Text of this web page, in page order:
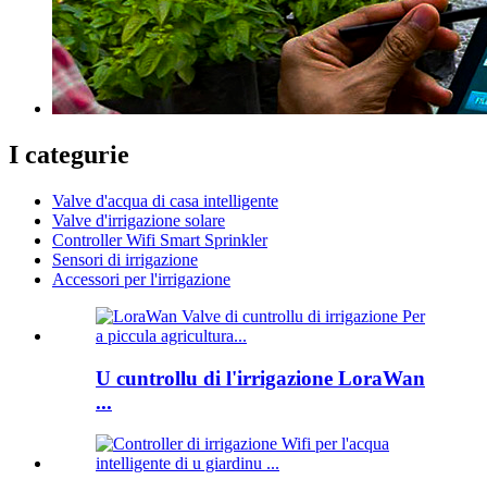
I categurie
Valve d'acqua di casa intelligente
Valve d'irrigazione solare
Controller Wifi Smart Sprinkler
Sensori di irrigazione
Accessori per l'irrigazione
U cuntrollu di l'irrigazione LoraWan
...